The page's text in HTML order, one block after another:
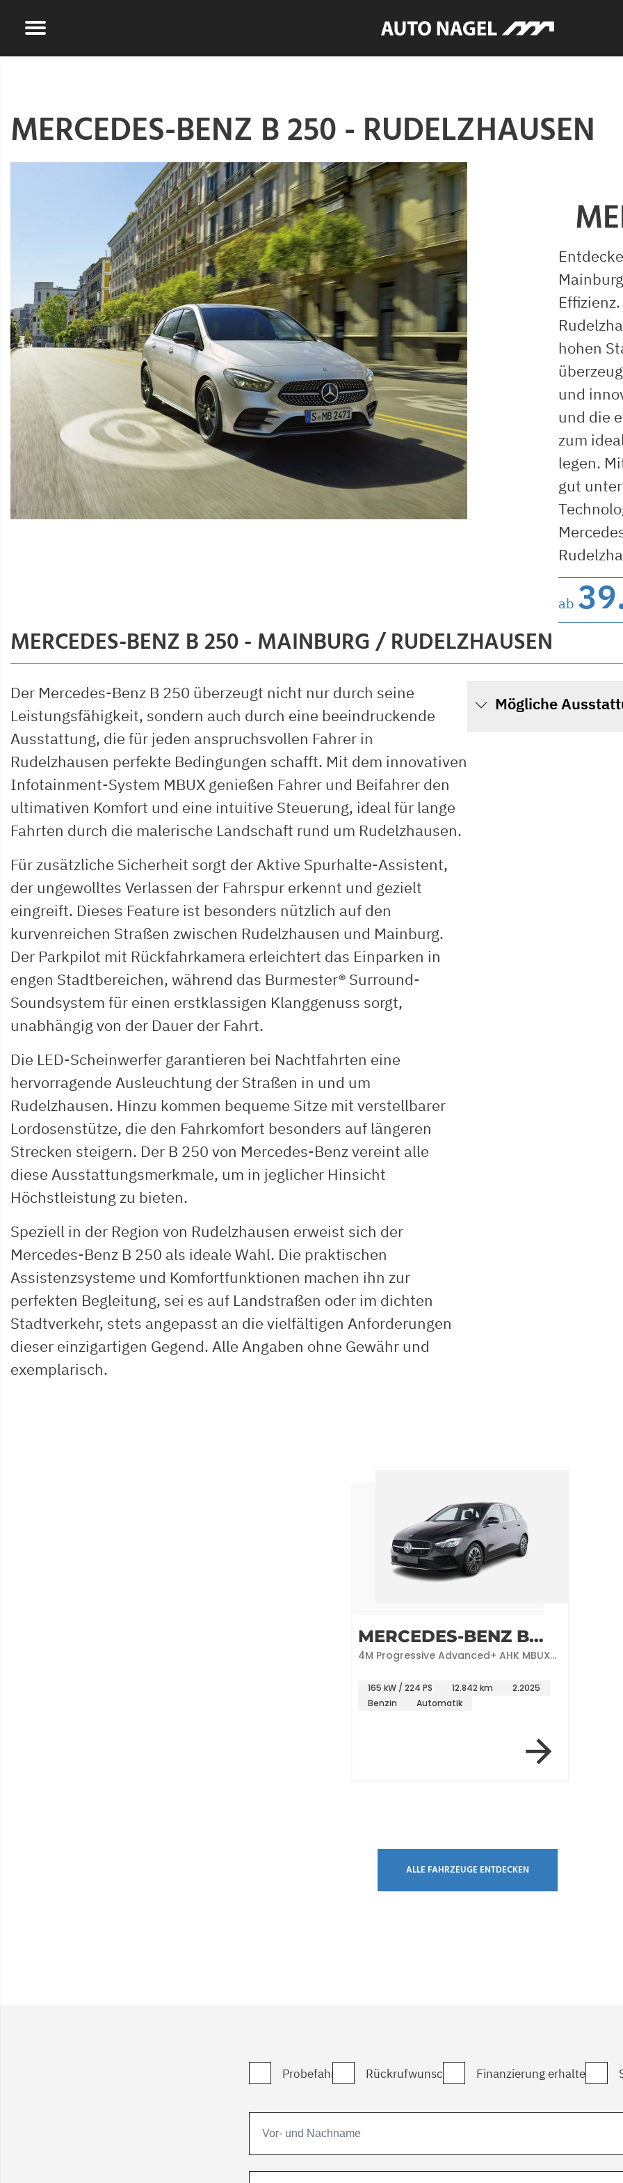
MERCEDES-BENZ B 250 - RUDELZHAUSEN
hohen
und
und die
zum
legen.
gut
ab
MERCEDES-BENZ B 250 - MAINBURG / RUDELZHAUSEN
Der Mercedes-Benz B 250 überzeugt nicht nur durch seine
Leistungsfähigkeit, sondern auch durch eine beeindruckende
Ausstattung, die für jeden anspruchsvollen Fahrer in
Rudelzhausen perfekte Bedingungen schafft. Mit dem innovativen
Infotainment-System MBUX genießen Fahrer und Beifahrer den
ultimativen Komfort und eine intuitive Steuerung, ideal für lange
Fahrten durch die malerische Landschaft rund um Rudelzhausen.
Für zusätzliche Sicherheit sorgt der Aktive Spurhalte-Assistent,
der ungewolltes Verlassen der Fahrspur erkennt und gezielt
eingreift. Dieses Feature ist besonders nützlich auf den
kurvenreichen Straßen zwischen Rudelzhausen und Mainburg.
Der Parkpilot mit Rückfahrkamera erleichtert das Einparken in
engen Stadtbereichen, während das Burmester® Surround-
Soundsystem für einen erstklassigen Klanggenuss sorgt,
unabhängig von der Dauer der Fahrt.
Die LED-Scheinwerfer garantieren bei Nachtfahrten eine
hervorragende Ausleuchtung der Straßen in und um
Rudelzhausen. Hinzu kommen bequeme Sitze mit verstellbarer
Lordosenstütze, die den Fahrkomfort besonders auf längeren
Strecken steigern. Der B 250 von Mercedes-Benz vereint alle
diese Ausstattungsmerkmale, um in jeglicher Hinsicht
Höchstleistung zu bieten.
Speziell in der Region von Rudelzhausen erweist sich der
Mercedes-Benz B 250 als ideale Wahl. Die praktischen
Assistenzsysteme und Komfortfunktionen machen ihn zur
perfekten Begleitung, sei es auf Landstraßen oder im dichten
Stadtverkehr, stets angepasst an die vielfältigen Anforderungen
dieser einzigartigen Gegend. Alle Angaben ohne Gewähr und
exemplarisch.
Mögliche
MERCEDES-BENZ B
250
4M Progressive Advanced+ AHK MBUX
165 kW / 224 PS 12.842 km
2.2025
Benzin
Automatik
ALLE FAHRZEUGE ENTDECKEN
Probefahrt Rückrufwunsch Finanzierung erhalten